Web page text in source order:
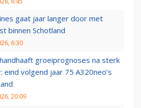
gaat jaar langer door met
binnen Schotland
6:30
groeiprognoses na sterk
eind volgend jaar 75 A320neo’s
20:09